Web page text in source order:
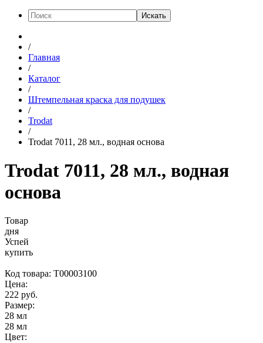
Искать
/
Главная
/
Каталог
/
Штемпельная краска для подушек
/
Trodat
/
Trodat 7011, 28 мл., водная основа
Trodat 7011, 28 мл., водная
основа
Товар
дня
Успей
купить
Код товара: Т00003100
Цена:
222 руб.
Размер:
28 мл
28 мл
Цвет: